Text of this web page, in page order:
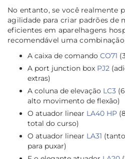
No entanto, se você realmente
agilidade para criar padrões de
eficientes em aparelhagens
recomendável uma
A caixa de comando CO71
A port junction box PJ2
extras)
A coluna de elevação LC3
alto movimento de flexão)
O atuador linear LA40 HP
total do curso)
O atuador linear LA31
para puxar)